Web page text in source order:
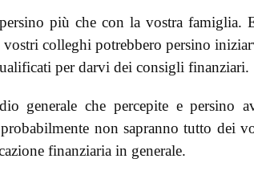
più che con la vostra famiglia.
colleghi potrebbero persino
per darvi dei consigli finanziari.
generale che percepite e persino
non sapranno tutto dei
finanziaria in generale.